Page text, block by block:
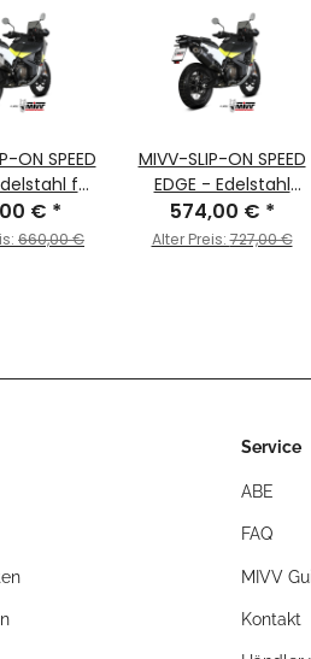
ON SPEED
für
-
BJ. 2022
€ *
660,00 €
MIVV-SLIP-ON SPEED
EDGE - Edelstahl
Schwarz für
HUSQVARNA -
574,00 € *
Alter Preis:727,00 €
Service
ABE
FAQ
MIVV
Kontakt